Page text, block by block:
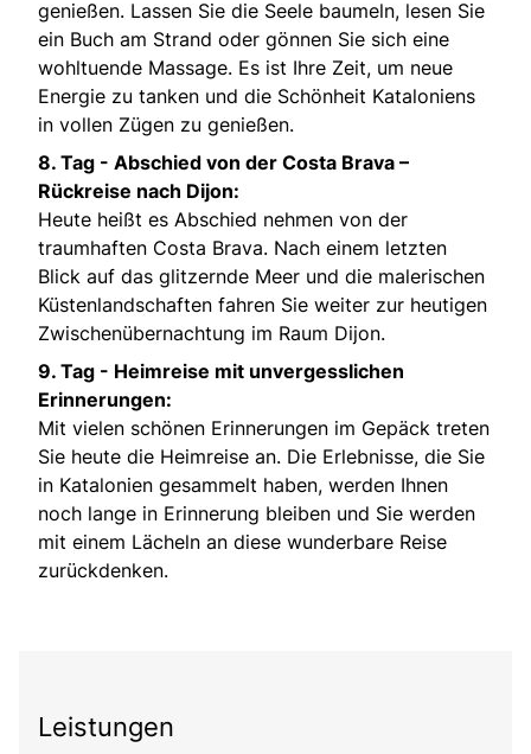
genießen. Lassen Sie die Seele baumeln, lesen Sie
ein Buch am Strand oder gönnen Sie sich eine
wohltuende Massage. Es ist Ihre Zeit, um neue
Energie zu tanken und die Schönheit Kataloniens
in vollen Zügen zu genießen.
8. Tag - Abschied von der Costa Brava –
Rückreise nach Dijon:
Heute heißt es Abschied nehmen von der
traumhaften Costa Brava. Nach einem letzten
Blick auf das glitzernde Meer und die malerischen
Küstenlandschaften fahren Sie weiter zur heutigen
Zwischenübernachtung im Raum Dijon.
9. Tag - Heimreise mit unvergesslichen
Erinnerungen:
Mit vielen schönen Erinnerungen im Gepäck treten
Sie heute die Heimreise an. Die Erlebnisse, die Sie
in Katalonien gesammelt haben, werden Ihnen
noch lange in Erinnerung bleiben und Sie werden
mit einem Lächeln an diese wunderbare Reise
zurückdenken.
Leistungen